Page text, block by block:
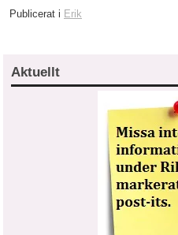
Publicerat i Erik
Aktuellt